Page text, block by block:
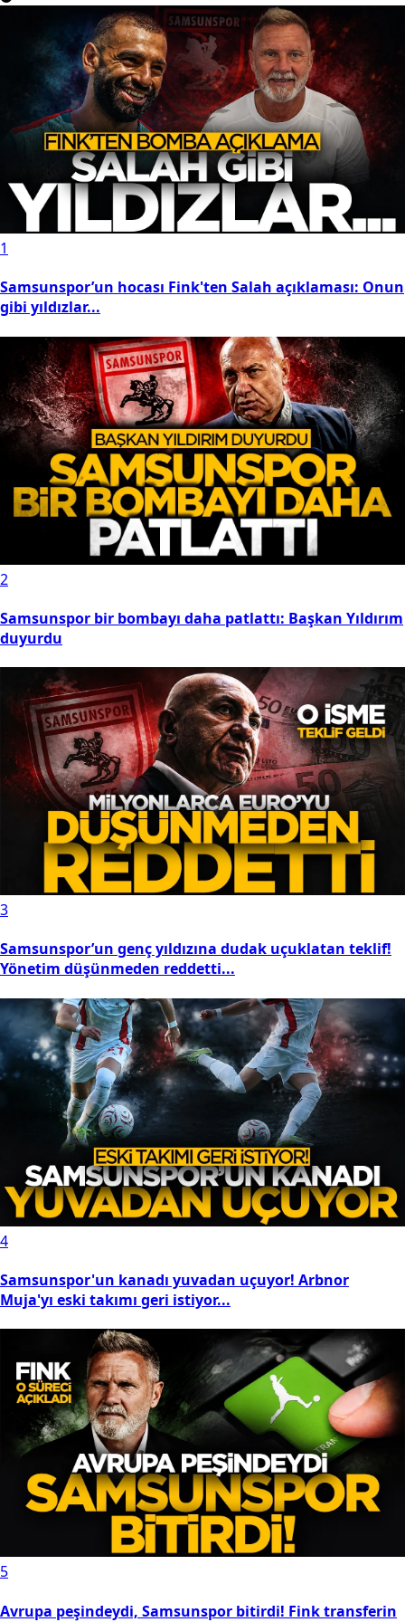
1
Samsunspor’un hocası Fink'ten Salah açıklaması: Onun
gibi yıldızlar...
2
Samsunspor bir bombayı daha patlattı: Başkan Yıldırım
duyurdu
3
Samsunspor’un genç yıldızına dudak uçuklatan teklif!
Yönetim düşünmeden reddetti...
4
Samsunspor'un kanadı yuvadan uçuyor! Arbnor
Muja'yı eski takımı geri istiyor...
5
Avrupa peşindeydi, Samsunspor bitirdi! Fink transferin